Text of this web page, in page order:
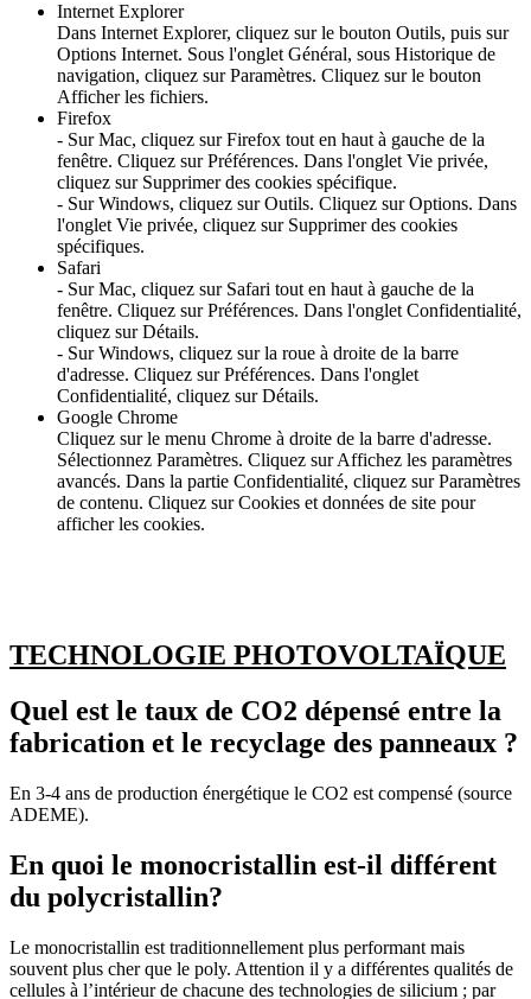
Internet Explorer
Dans Internet Explorer, cliquez sur le bouton Outils, puis sur
Options Internet. Sous l'onglet Général, sous Historique de
navigation, cliquez sur Paramètres. Cliquez sur le bouton
Afficher les fichiers.
Firefox
- Sur Mac, cliquez sur Firefox tout en haut à gauche de la
fenêtre. Cliquez sur Préférences. Dans l'onglet Vie privée,
cliquez sur Supprimer des cookies spécifique.
- Sur Windows, cliquez sur Outils. Cliquez sur Options. Dans
l'onglet Vie privée, cliquez sur Supprimer des cookies
spécifiques.
Safari
- Sur Mac, cliquez sur Safari tout en haut à gauche de la
fenêtre. Cliquez sur Préférences. Dans l'onglet Confidentialité,
cliquez sur Détails.
- Sur Windows, cliquez sur la roue à droite de la barre
d'adresse. Cliquez sur Préférences. Dans l'onglet
Confidentialité, cliquez sur Détails.
Google Chrome
Cliquez sur le menu Chrome à droite de la barre d'adresse.
Sélectionnez Paramètres. Cliquez sur Affichez les paramètres
avancés. Dans la partie Confidentialité, cliquez sur Paramètres
de contenu. Cliquez sur Cookies et données de site pour
afficher les cookies.
TECHNOLOGIE PHOTOVOLTAÏQUE
Quel est le taux de CO2 dépensé entre la
fabrication et le recyclage des panneaux ?
En 3-4 ans de production énergétique le CO2 est compensé (source
ADEME).
En quoi le monocristallin est-il différent
du polycristallin?
Le monocristallin est traditionnellement plus performant mais
souvent plus cher que le poly. Attention il y a différentes qualités de
cellules à l’intérieur de chacune des technologies de silicium ; par